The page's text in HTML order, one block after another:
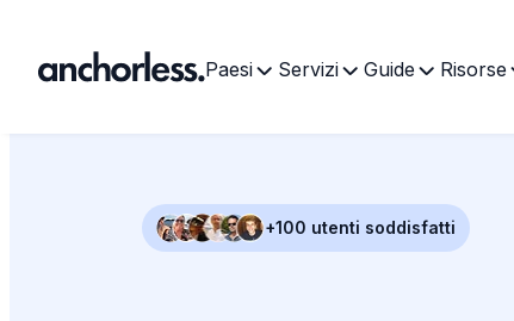
Paesi Servizi Guide Risorse
+100 utenti soddisfatti